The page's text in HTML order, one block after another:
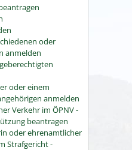
oder
anmelden
oder einem
anmelden
Verkehr im ÖPNV -
beantragen
oder ehrenamtlicher
Strafgericht -